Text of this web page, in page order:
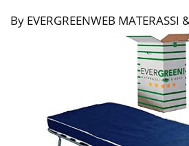
By EVERGREENWEB MATERASSI